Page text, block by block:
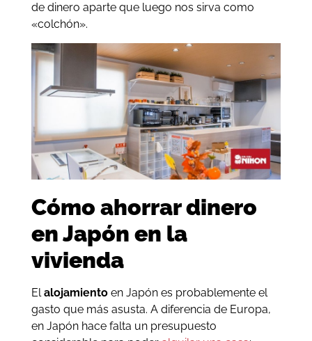
de dinero aparte que luego nos sirva como
«colchón».
Cómo ahorrar dinero
en Japón en la
vivienda
Elalojamientoen Japón es probablemente el
gasto que más asusta. A diferencia de Europa,
en Japón hace falta un presupuesto